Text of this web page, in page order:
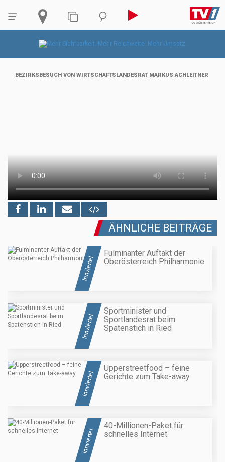
BEZIRKSBESUCH VON WIRTSCHAFTSLANDESRAT MARKUS ACHLEITNER
ÄHNLICHE BEITRÄGE
Innviertel
Fulminanter Auftakt der
Oberösterreich Philharmonie
Innviertel
Sportminister und
Sportlandesrat beim
Spatenstich in Ried
Innviertel
Upperstreetfood – feine
Gerichte zum Take-away
Innviertel
40-Millionen-Paket für
schnelles Internet